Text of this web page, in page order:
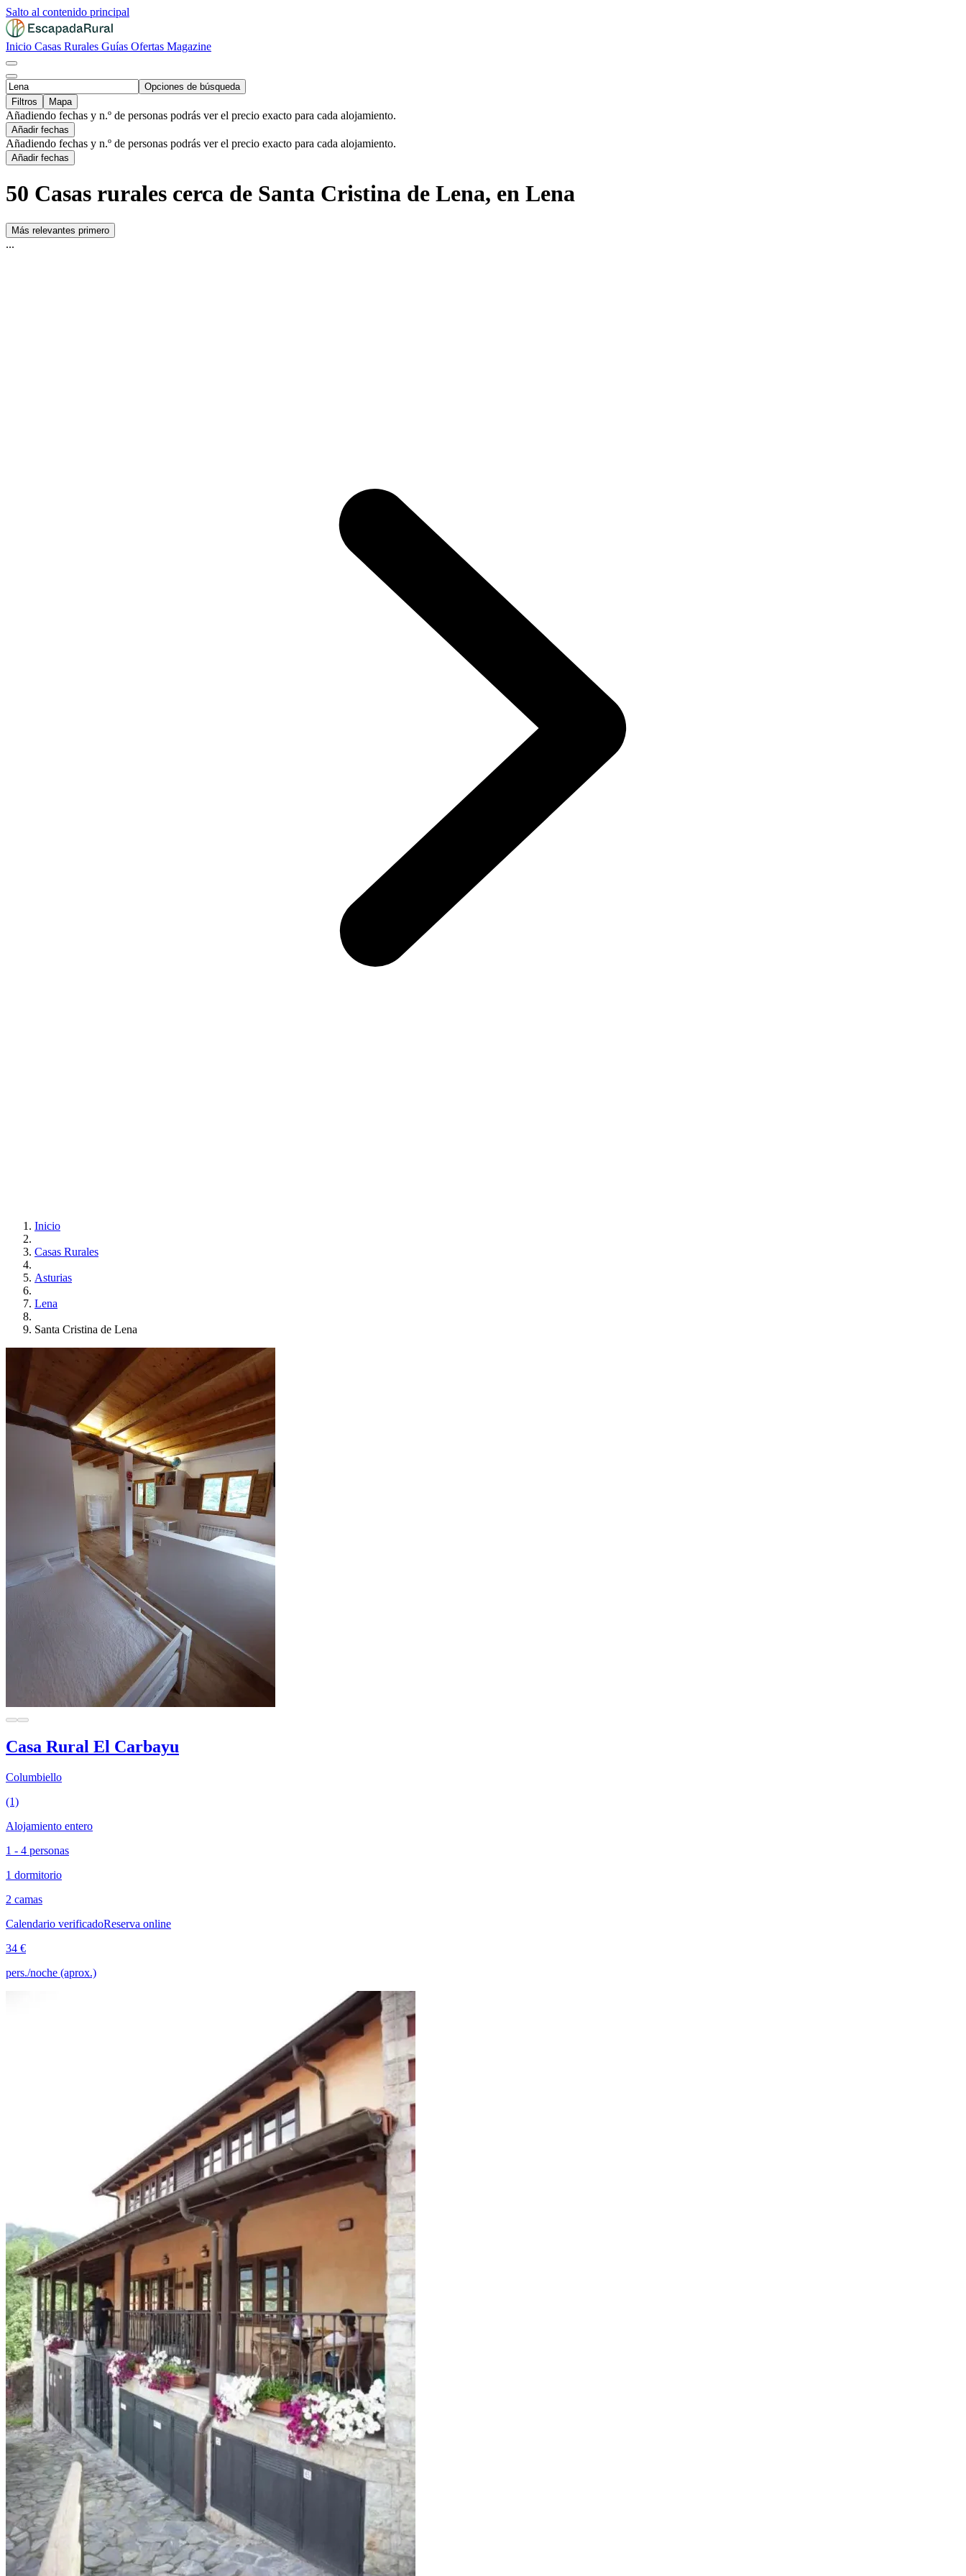
Salto al contenido principal
Inicio Casas Rurales Guías Ofertas Magazine
Opciones de búsqueda
Filtros
Mapa
Añadiendo fechas y n.º de personas podrás ver el precio exacto para cada alojamiento.
Añadir fechas
Añadiendo fechas y n.º de personas podrás ver el precio exacto para cada alojamiento.
Añadir fechas
50 Casas rurales cerca de Santa Cristina de Lena, en Lena
Más relevantes primero
...
Inicio
Casas Rurales
Asturias
Lena
Santa Cristina de Lena
Casa Rural El Carbayu
Columbiello
(1)
Alojamiento entero
1 - 4 personas
1 dormitorio
2 camas
Calendario verificadoReserva online
34 €
pers./noche (aprox.)